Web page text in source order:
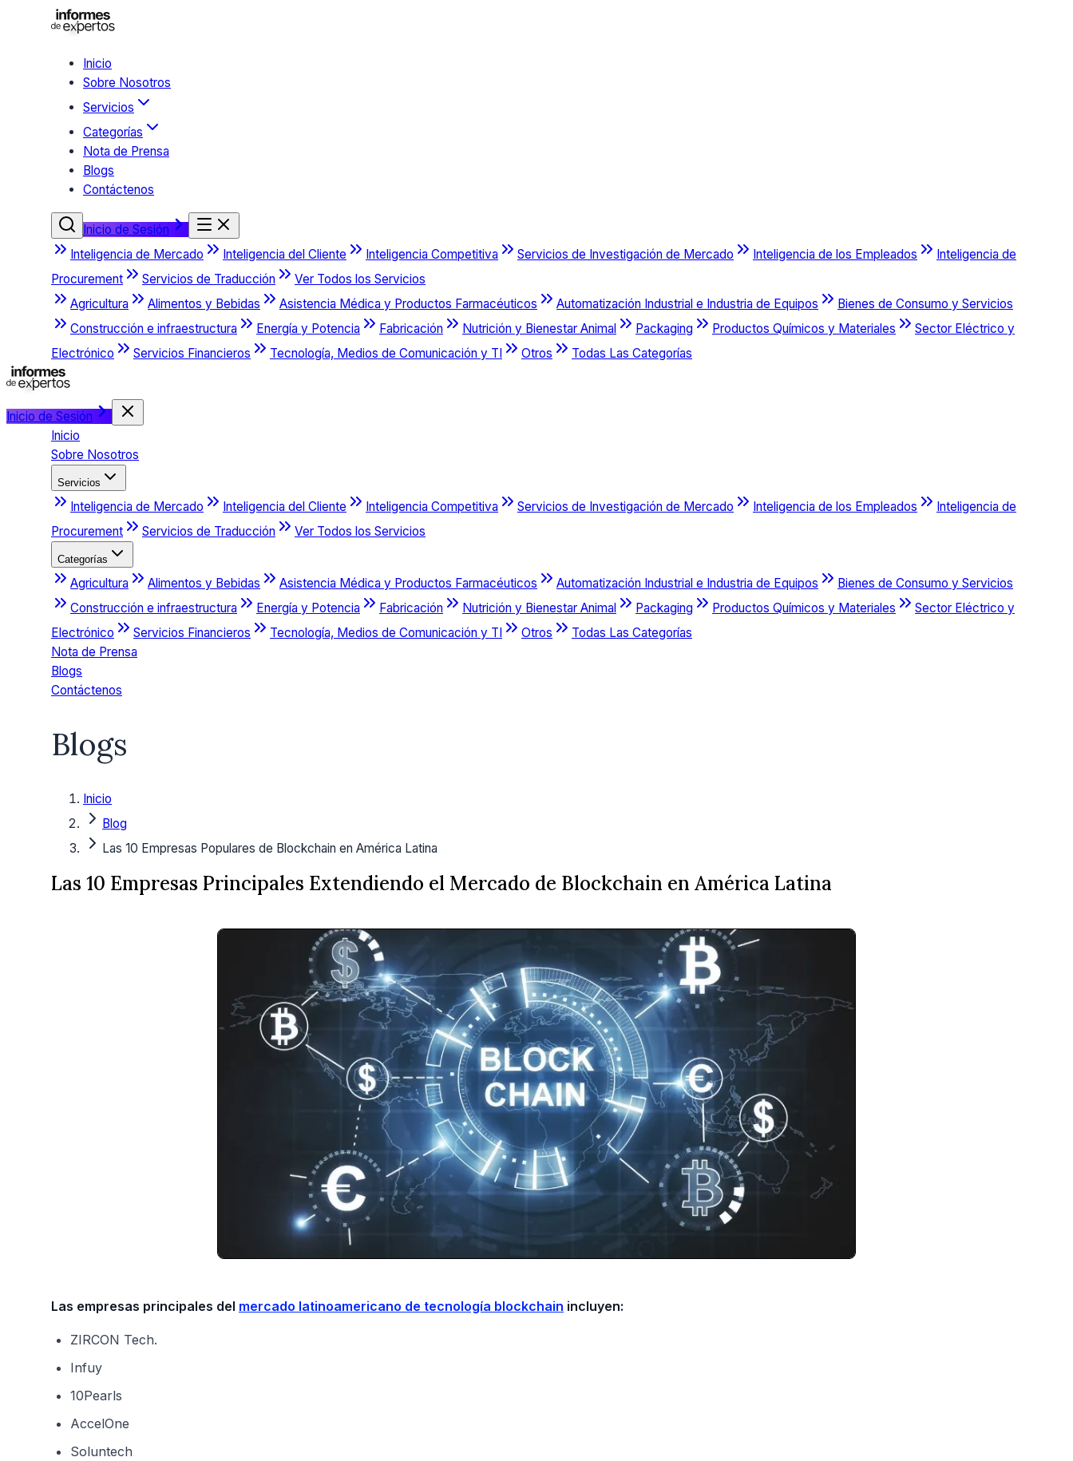
Inicio
Sobre Nosotros
Servicios
Categorías
Nota de Prensa
Blogs
Contáctenos
Inicio de Sesión
Inteligencia de Mercado
Inteligencia del Cliente Inteligencia Competitiva Servicios de Investigación de Mercado Inteligencia de los Empleados
Inteligencia de
Procurement
Servicios de Traducción
Ver Todos los Servicios
Agricultura
Alimentos y Bebidas Asistencia Médica y Productos Farmacéuticos Automatización Industrial e Industria de Equipos
Bienes de Consumo y Servicios
Construcción e infraestructura
Energía y Potencia Fabricación Nutrición y Bienestar Animal Packaging Productos Químicos y Materiales
Sector Eléctrico y
Electrónico
Servicios Financieros Tecnología, Medios de Comunicación y TI Otros Todas Las Categorías
Inicio de Sesión
Inicio
Sobre Nosotros
Servicios
Inteligencia de Mercado Inteligencia del Cliente Inteligencia Competitiva Servicios de Investigación de Mercado Inteligencia de los Empleados
Inteligencia de
Procurement
Servicios de Traducción Ver Todos los Servicios
Categorías
Agricultura Alimentos y Bebidas Asistencia Médica y Productos Farmacéuticos Automatización Industrial e Industria de Equipos
Bienes de Consumo y Servicios
Construcción e infraestructura
Energía y Potencia Fabricación Nutrición y Bienestar Animal Packaging Productos Químicos y Materiales
Sector Eléctrico y
Electrónico
Servicios Financieros Tecnología, Medios de Comunicación y TI Otros
Todas Las Categorías
Nota de Prensa
Blogs
Contáctenos
Blogs
Inicio
Blog
Las 10 Empresas Populares de Blockchain en América Latina
Las 10 Empresas Principales Extendiendo el Mercado de Blockchain en América Latina
Las empresas principales del mercado latinoamericano de tecnología blockchain incluyen:
ZIRCON Tech.
Infuy
10Pearls
AccelOne
Soluntech